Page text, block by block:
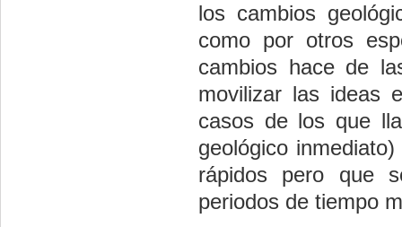
los cambios
como por otros
cambios hace de
movilizar las ideas
casos de los que
geológico
rápidos pero que
periodos de tiempo